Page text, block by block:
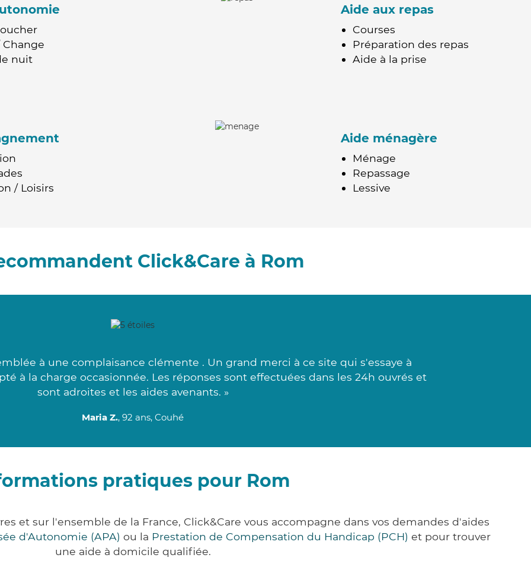
nuit
Aide aux repas
Courses
Préparation des repas
Aide à la prise
/ Loisirs
Aide ménagère
Ménage
Repassage
Lessive
Click&Care à Rom
à une complaisance clémente . Un grand merci à ce site qui s'essaye à
à la charge occasionnée. Les réponses sont effectuées dans les 24h ouvrés et
sont adroites et les aides avenants. »
Maria Z., 92 ans, Couhé
pratiques pour Rom
et sur l'ensemble de la France, Click&Care vous accompagne dans vos demandes d'aides
d'Autonomie (APA) ou la Prestation de Compensation du Handicap (PCH) et pour trouver
une aide à domicile qualifiée.